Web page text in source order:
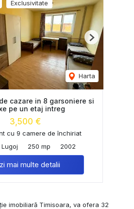
Exclusivitate
Harta
Next
cazare in 8 garsoniere si
pe un etaj intreg
3,500 €
cu 9 camere de închiriat
250 mp 2002
mai multe detalii
imobiliară Timisoara, va ofera 32